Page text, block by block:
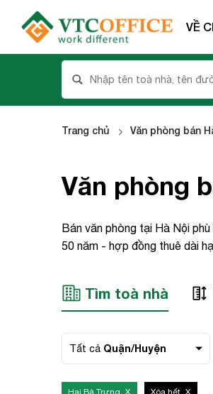
VỀ
Trang chủ Văn phòng bán
Văn phòng
Bán văn phòng tại Hà Nội
50 năm - hợp đồng thuê dài
Tìm toà nhà
Tất cả Quận/Huyện
Hai Bà Trưng Xóa hết